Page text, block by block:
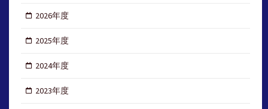
2026年度
2025年度
2024年度
2023年度